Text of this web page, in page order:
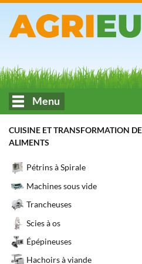
Menu
CUISINE ET TRANSFORMATION
ALIMENTS
Pétrins à Spirale
Machines sous vide
Trancheuses
Scies à os
Épépineuses
Hachoirs à viande